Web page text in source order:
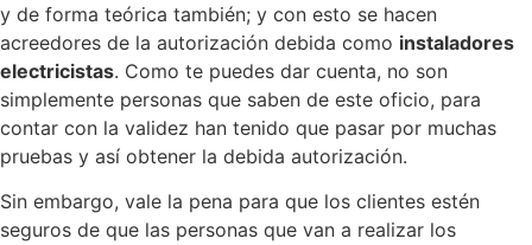
y de forma teórica también; y con esto se hacen
acreedores de la autorización debida como instaladores
electricistas. Como te puedes dar cuenta, no son
simplemente personas que saben de este oficio, para
contar con la validez han tenido que pasar por muchas
pruebas y así obtener la debida autorización.
Sin embargo, vale la pena para que los clientes estén
seguros de que las personas que van a realizar los